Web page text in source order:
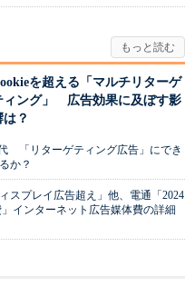
を超える「マルチリターゲ
ィング」 広告効果に及ぼす影
は？
「リターゲティング広告」にでき
か？
スプレイ広告超え」他、電通「2024
インターネット広告媒体費の詳細